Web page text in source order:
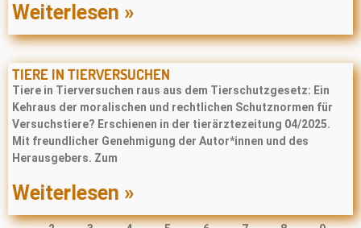
Weiterlesen »
TIERE IN TIERVERSUCHEN
Tiere in Tierversuchen raus aus dem Tierschutzgesetz: Ein
Kehraus der moralischen und rechtlichen Schutznormen für
Versuchstiere? Erschienen in der tierärztezeitung 04/2025.
Mit freundlicher Genehmigung der Autor*innen und des
Herausgebers. Zum
Weiterlesen »